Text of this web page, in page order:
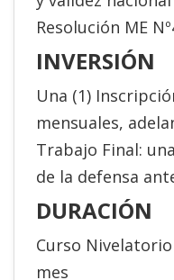
Resolución ME
INVERSIÓN
Una (1)
mensuales,
Trabajo Final:
de la defensa
DURACIÓN
Curso
mes